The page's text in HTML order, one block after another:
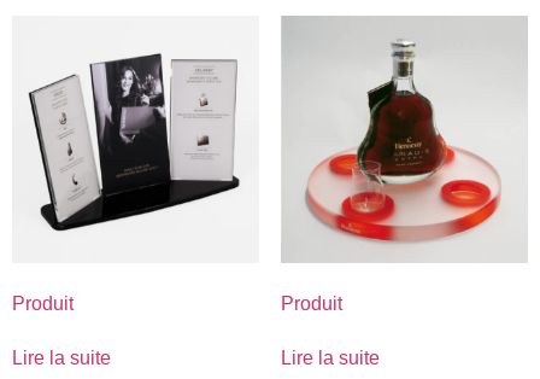
Produit
Lire la suite
Produit
Lire la suite